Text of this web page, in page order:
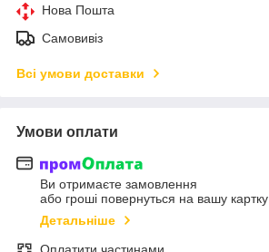
Нова Пошта
Самовивіз
Всі умови доставки
Умови оплати
Ви отримаєте замовлення
або гроші повернуться на вашу картку
Детальніше